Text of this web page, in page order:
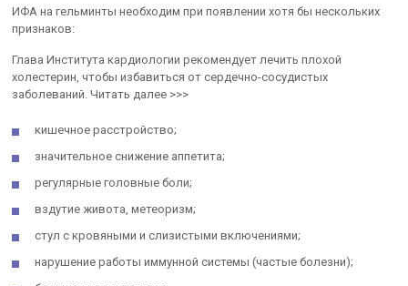
ИФА на гельминты необходим при появлении хотя бы нескольких
признаков:
Глава Института кардиологии рекомендует лечить плохой
холестерин, чтобы избавиться от сердечно-сосудистых
заболеваний. Читать далее >>>
кишечное расстройство;
значительное снижение аппетита;
регулярные головные боли;
вздутие живота, метеоризм;
стул с кровяными и слизистыми включениями;
нарушение работы иммунной системы (частые болезни);